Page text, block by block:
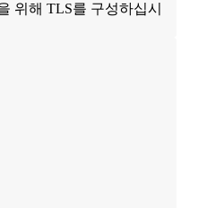
위해 TLS를 구성하십시